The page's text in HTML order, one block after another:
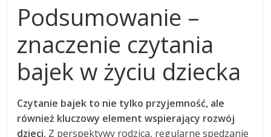
Podsumowanie –
znaczenie czytania
bajek w życiu dziecka
Czytanie bajek to nie tylko przyjemność, ale
również kluczowy element wspierający rozwój
dzieci. Z perspektywy rodzica, regularne spędzanie